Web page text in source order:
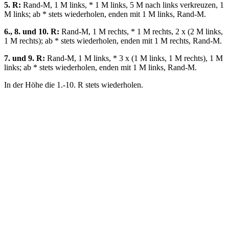
5. R: Rand-M, 1 M links, * 1 M links, 5 M nach links verkreuzen, 1
M links; ab * stets wiederholen, enden mit 1 M links, Rand-M.
6., 8. und 10. R: Rand-M, 1 M rechts, * 1 M rechts, 2 х (2 M links,
1 M rechts); ab * stets wiederholen, enden mit 1 M rechts, Rand-M.
7. und 9. R: Rand-M, 1 M links, * 3 х (1 M links, 1 M rechts), 1 M
links; ab * stets wiederholen, enden mit 1 M links, Rand-M.
In der Höhe die 1.-10. R stets wiederholen.